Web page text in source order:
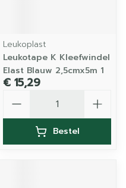
Leukoplast
Leukotape K Kleefwindel
Elast Blauw 2,5cmx5m 1
€ 15,29
Bestel